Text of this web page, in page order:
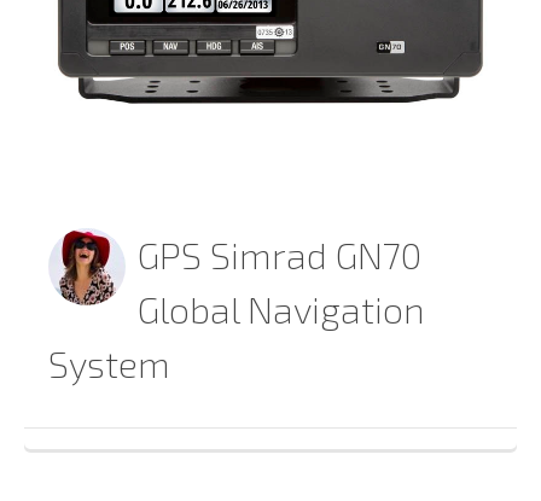
GPS Simrad GN70
Global Navigation
System